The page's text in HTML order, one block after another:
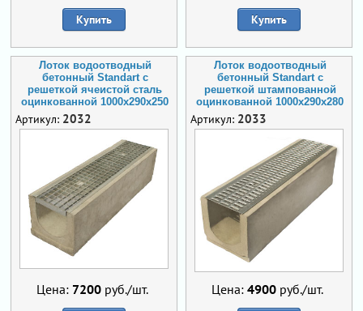
Купить Купить
Лоток водоотводный
бетонный Standart с
решеткой ячеистой сталь
оцинкованной 1000x290x250
Артикул: 2032
Цена: 7200руб./шт.
Лоток водоотводный
бетонный Standart с
решеткой штампованной
оцинкованной 1000x290x280
Артикул: 2033
Цена: 4900руб./шт.